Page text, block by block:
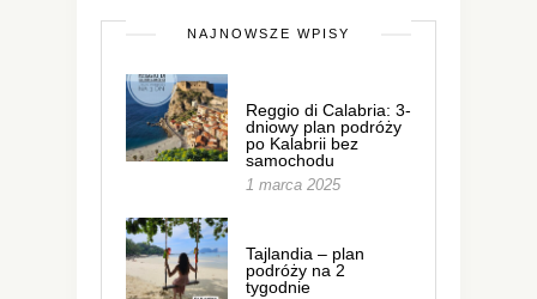
NAJNOWSZE WPISY
Reggio di Calabria: 3-
dniowy plan podróży
po Kalabrii bez
samochodu
1 marca 2025
Tajlandia – plan
podróży na 2
tygodnie